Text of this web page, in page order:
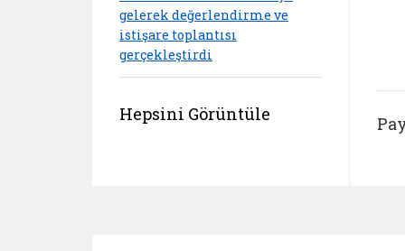
gelerek değerlendirme ve
istişare toplantısı
gerçekleştirdi
Hepsini Görüntüle